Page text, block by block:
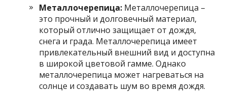
Металлочерепица: Металлочерепица –
это прочный и долговечный материал,
который отлично защищает от дождя,
снега и града. Металлочерепица имеет
привлекательный внешний вид и доступна
в широкой цветовой гамме. Однако
металлочерепица может нагреваться на
солнце и создавать шум во время дождя.